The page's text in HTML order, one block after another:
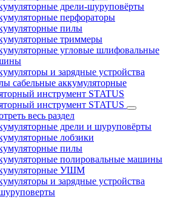
дрели-шуруповёрты
перфораторы
пилы
триммеры
угловые шлифовальные
и зарядные устройства
сабельные аккумуляторные
инструмент STATUS
инструмент STATUS
весь раздел
дрели и шуруповёрты
лобзики
пилы
полировальные машины
УШМ
и зарядные устройства